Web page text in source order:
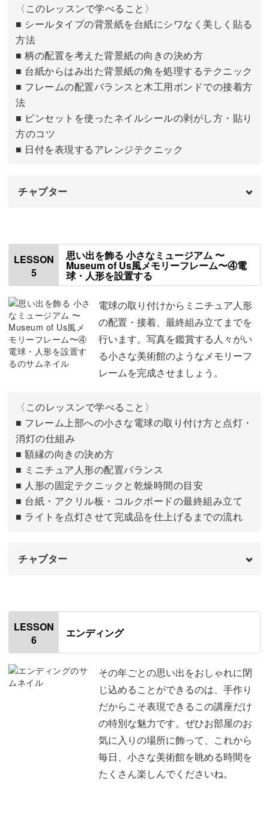
〈このレッスンで学べること〉
■ シールタイプの背景紙を台紙にシワなく美しく貼る
方法
■ 柄の配置を考えた背景紙の向きの決め方
■ 台紙からはみ出た背景紙の角を処理するテクニック
■ フレームの配置バランスと木工用ボンドでの接着方
法
■ ピンセットを使ったネイルシールの剥がし方・貼り
方のコツ
■ 日付を表現するアレンジテクニック
チャプター
壁紙の背景紙を貼る
壁紙にフレームを配置する
数字のシールを貼る 08:48
LESSON
5
思い出を飾る 小さなミュージアム 〜
Museum of Us風メモリーフレーム〜④電
球・人形を設置する
電球の取り付けからミニチュア人形
の配置・接着、最終組み立てまでを
行います。写真を鑑賞する人々がい
る小さな美術館のようなメモリーフ
レームを完成させましょう。
〈このレッスンで学べること〉
■ フレーム上部への小さな電球の取り付け方と点灯・
消灯の仕組み
■ 額縁の向きの決め方
■ ミニチュア人形の配置バランス
■ 人形の固定テクニックと乾燥時間の目安
■ 台紙・アクリル板・コルクボードの最終組み立て
■ ライトを点灯させて完成品を仕上げるまでの流れ
チャプター
はじめに
枠に電球をつける
ミニチュア人形を設置する 02:39
枠と台紙を組み立てる 07:18
08:39
LESSON
6
エンディング
その年ごとの思い出をおしゃれに閉
じ込めることができるのは、手作り
だからこそ表現できるこの講座だけ
の特別な魅力です。ぜひお部屋のお
気に入りの場所に飾って、これから
毎日、小さな美術館を眺める時間を
たくさん楽しんでくださいね。